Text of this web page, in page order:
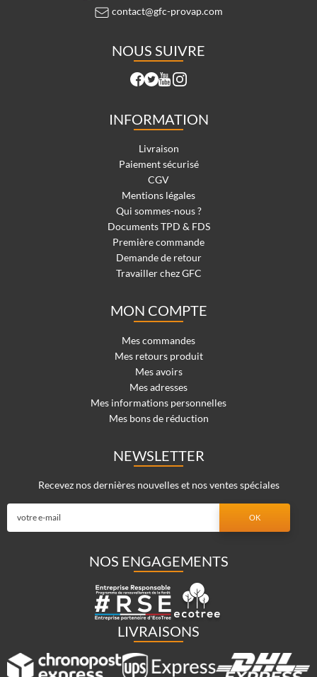
contact@gfc-provap.com
NOUS SUIVRE
INFORMATION
Livraison
Paiement sécurisé
CGV
Mentions légales
Qui sommes-nous ?
Documents TPD & FDS
Première commande
Demande de retour
Travailler chez GFC
MON COMPTE
Mes commandes
Mes retours produit
Mes avoirs
Mes adresses
Mes informations personnelles
Mes bons de réduction
NEWSLETTER
Recevez nos dernières nouvelles et nos ventes spéciales
NOS ENGAGEMENTS
LIVRAISONS